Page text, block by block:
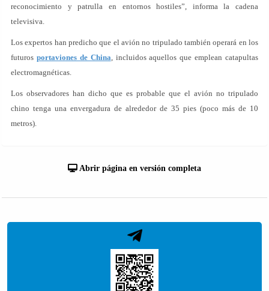
reconocimiento y patrulla en entornos hostiles”, informa la cadena
televisiva.
Los expertos han predicho que el avión no tripulado también operará en los
futuros portaviones de China, incluidos aquellos que emplean catapultas
electromagnéticas.
Los observadores han dicho que es probable que el avión no tripulado
chino tenga una envergadura de alrededor de 35 pies (poco más de 10
metros).
Abrir página en versión completa